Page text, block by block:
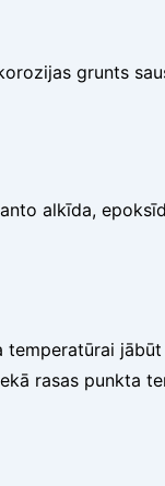
grunts
alkīda,
temperatūrai
rasas punkta